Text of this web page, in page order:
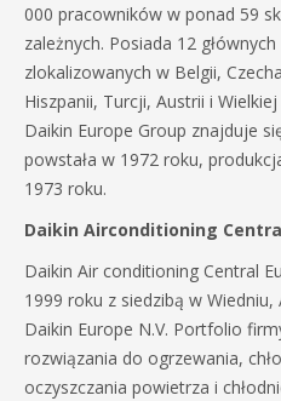
000 pracowników w ponad 59
zależnych. Posiada 12
zlokalizowanych w Belgii,
Hiszpanii, Turcji, Austrii i
Daikin Europe Group znajduje
powstała w 1972 roku,
1973 roku.
Daikin Airconditioning
Daikin Air conditioning Central
1999 roku z siedzibą w
Daikin Europe N.V. Portfolio
rozwiązania do ogrzewania,
oczyszczania powietrza i